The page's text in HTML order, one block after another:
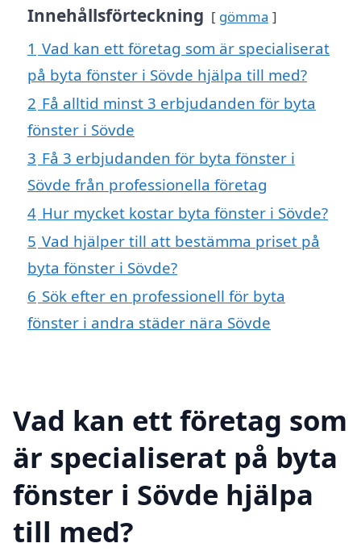
Innehållsförteckning gömma
1 Vad kan ett företag som är specialiserat
på byta fönster i Sövde hjälpa till med?
2 Få alltid minst 3 erbjudanden för byta
fönster i Sövde
3 Få 3 erbjudanden för byta fönster i
Sövde från professionella företag
4 Hur mycket kostar byta fönster i Sövde?
5 Vad hjälper till att bestämma priset på
byta fönster i Sövde?
6 Sök efter en professionell för byta
fönster i andra städer nära Sövde
Vad kan ett företag som
är specialiserat på byta
fönster i Sövde hjälpa
till med?